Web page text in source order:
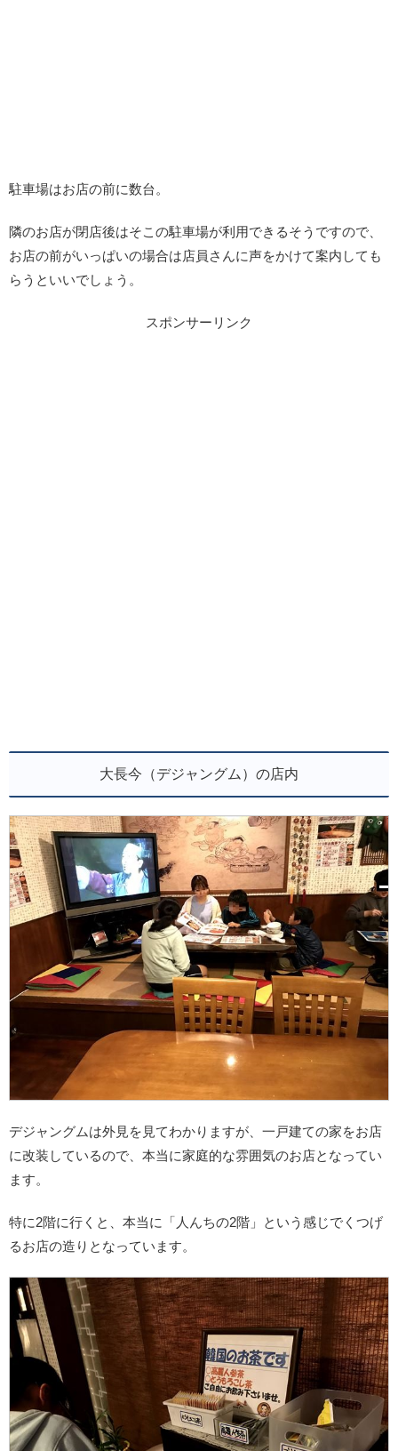
駐車場はお店の前に数台。
隣のお店が閉店後はそこの駐車場が利用できるそうですので、
お店の前がいっぱいの場合は店員さんに声をかけて案内しても
らうといいでしょう。
スポンサーリンク
大長今（デジャングム）の店内
デジャングムは外見を見てわかりますが、一戸建ての家をお店
に改装しているので、本当に家庭的な雰囲気のお店となってい
ます。
特に2階に行くと、本当に「人んちの2階」という感じでくつげ
るお店の造りとなっています。